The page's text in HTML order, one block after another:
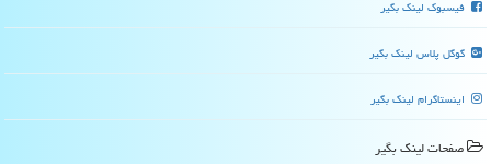
فیسبوک لینک بگیر
گوگل پلاس لینک بگیر
اینستاگرام لینک بگیر
صفحات لینك بگیر